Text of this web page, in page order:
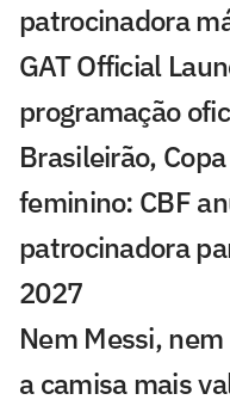
patrocinadora
GAT Official
programação
Brasileirão,
feminino: CBF
patrocinadora
2027
Nem Messi,
a camisa mais